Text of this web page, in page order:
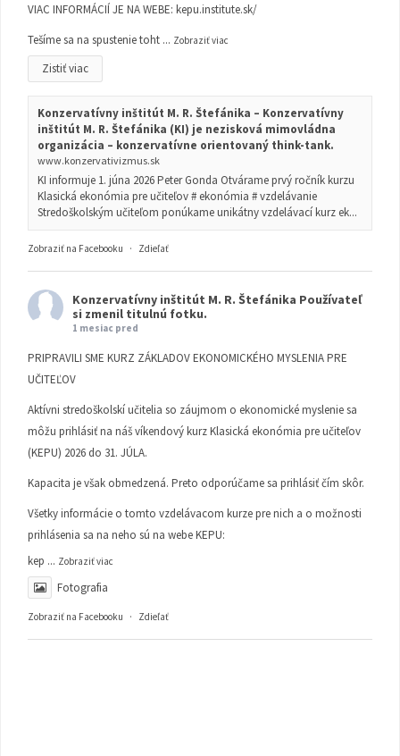
VIAC INFORMÁCIÍ JE NA WEBE: kepu.institute.sk/
Tešíme sa na spustenie toht ... Zobraziť viac
Zistiť viac
Konzervatívny inštitút M. R. Štefánika – Konzervatívny
inštitút M. R. Štefánika (KI) je nezisková mimovládna
organizácia – konzervatívne orientovaný think-tank.
www.konzervativizmus.sk
KI informuje 1. júna 2026 Peter Gonda Otvárame prvý ročník kurzu
Klasická ekonómia pre učiteľov # ekonómia # vzdelávanie
Stredoškolským učiteľom ponúkame unikátny vzdelávací kurz ek...
Zobraziť na Facebooku · Zdieľať
Konzervatívny inštitút M. R. Štefánika Používateľ
si zmenil titulnú fotku.
1 mesiac pred
PRIPRAVILI SME KURZ ZÁKLADOV EKONOMICKÉHO MYSLENIA PRE
UČITEĽOV
Aktívni stredoškolskí učitelia so záujmom o ekonomické myslenie sa
môžu prihlásiť na náš víkendový kurz Klasická ekonómia pre učiteľov
(KEPU) 2026 do 31. JÚLA.
Kapacita je však obmedzená. Preto odporúčame sa prihlásiť čím skôr.
Všetky informácie o tomto vzdelávacom kurze pre nich a o možnosti
prihlásenia sa na neho sú na webe KEPU:
kep ... Zobraziť viac
Fotografia
Zobraziť na Facebooku · Zdieľať